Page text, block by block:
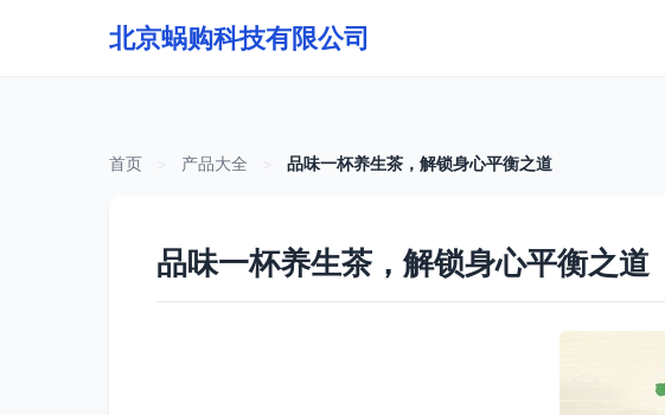
北京蜗购科技有限公司
首页 产品大全 品味一杯养生茶，解锁身心平衡之道
品味一杯养生茶，解锁身心平衡之道